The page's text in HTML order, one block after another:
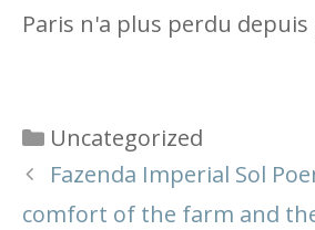
Paris n'a plus perdu depuis
Categories
Uncategorized
Fazenda Imperial Sol
comfort of the farm and